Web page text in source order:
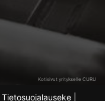
Kotisivut yritykselle CURU
Tietosuojalauseke